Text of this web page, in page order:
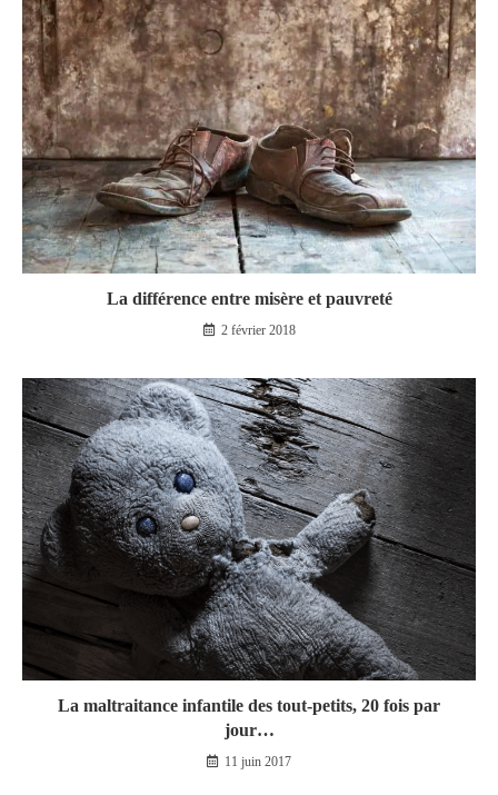
La différence entre misère et pauvreté
2 février 2018
La maltraitance infantile des tout-petits, 20 fois par
jour…
11 juin 2017